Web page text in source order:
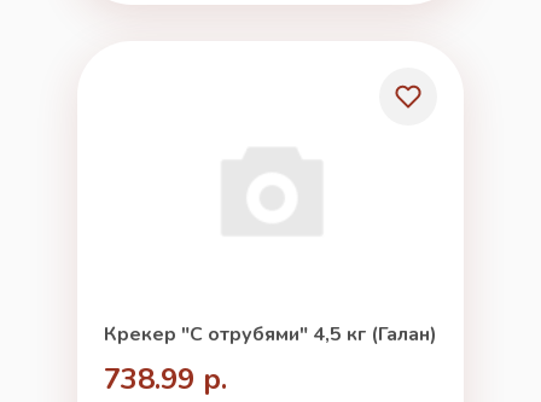
Крекер "С отрубями" 4,5 кг (Галан)
738.99 р.